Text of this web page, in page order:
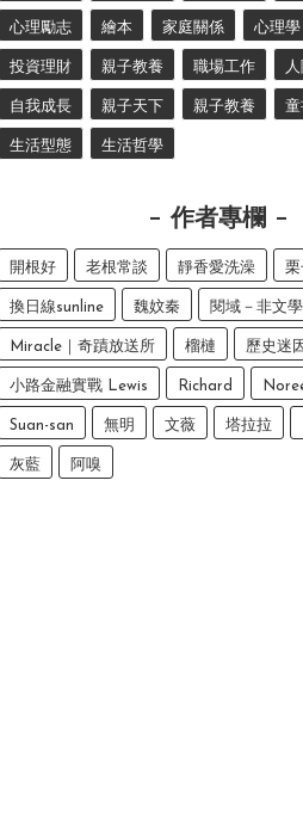
心理勵志 繪本 家庭關係 心理學
投資理財 親子教養 職場工作
自我成長 親子天下 親子教養 童
生活型態 生活哲學
作者專欄
開根好 老根常談 靜香愛洗澡 栗
換日線sunline 魏妏秦 閱域－非文
Miracle｜奇蹟放送所 榴槤 歷史迷
小路金融實戰 Lewis Richard
Suan-san 無明 文薇 塔拉拉
灰藍 阿嗅